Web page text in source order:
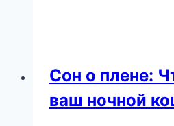
и
как
Сон о плене:
ваш ночной